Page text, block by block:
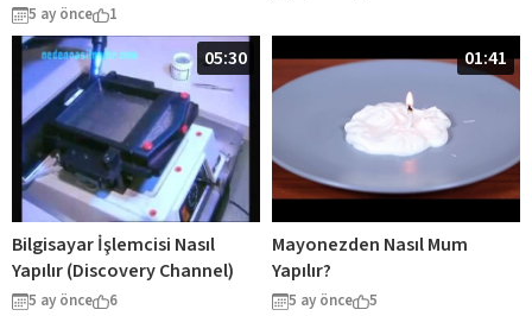
5 ay önce 1
05:30
Bilgisayar İşlemcisi Nasıl
Yapılır (Discovery Channel)
5 ay önce 6
01:41
Mayonezden Nasıl Mum
Yapılır?
5 ay önce 5